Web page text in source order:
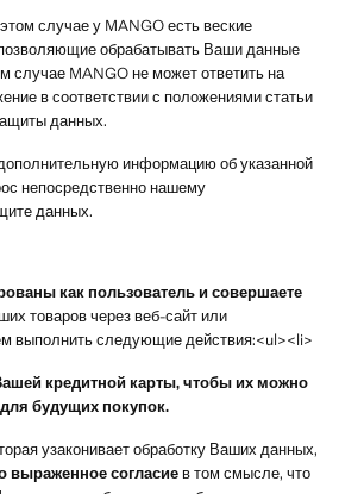
случае у MANGO есть веские
обрабатывать Ваши данные
случае MANGO не может ответить на
в соответствии с положениями статьи
данных.
информацию об указанной
непосредственно нашему
данных.
как пользователь и совершаете
товаров через веб-сайт или
выполнить следующие действия:<ul><li>
кредитной карты, чтобы их можно
будущих покупок.
узаконивает обработку Ваших данных,
выраженное согласие в том смысле, что